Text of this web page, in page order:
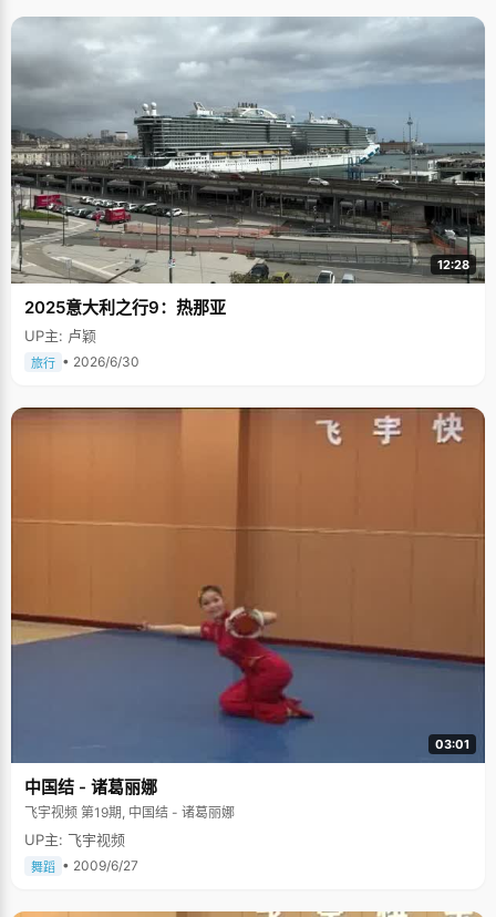
12:28
2025意大利之行9：热那亚
UP主: 卢颖
旅行 • 2026/6/30
03:01
中国结 - 诸葛丽娜
飞宇视频 第19期, 中国结 - 诸葛丽娜
UP主: 飞宇视频
舞蹈 • 2009/6/27